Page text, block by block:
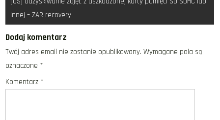
innej – ZAR recovery
Dodaj komentarz
Twój adres email nie zostanie opublikowany. Wymagane pola są
oznaczone *
Komentarz *